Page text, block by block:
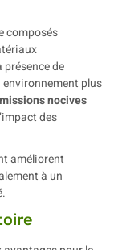
composés
de
plus
nocives
des
améliorent
à un